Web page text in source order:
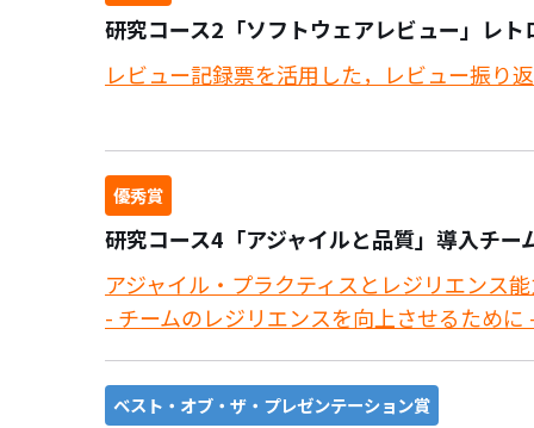
研究コース2「ソフトウェアレビュー」レト
レビュー記録票を活用した，レビュー振り
優秀賞
研究コース4「アジャイルと品質」導入チー
アジャイル・プラクティスとレジリエンス
- チームのレジリエンスを向上させるために
ベスト・オブ・ザ・プレゼンテーション賞